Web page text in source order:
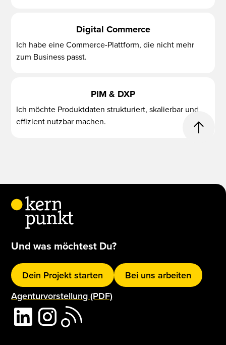
Digital Commerce
Ich habe eine Commerce-Plattform, die nicht mehr
zum Business passt.
PIM & DXP
Ich möchte Produktdaten strukturiert, skalierbar und
effizient nutzbar machen.
Und was möchtest Du?
Dein Projekt starten
Bei uns arbeiten
Agenturvorstellung (PDF)